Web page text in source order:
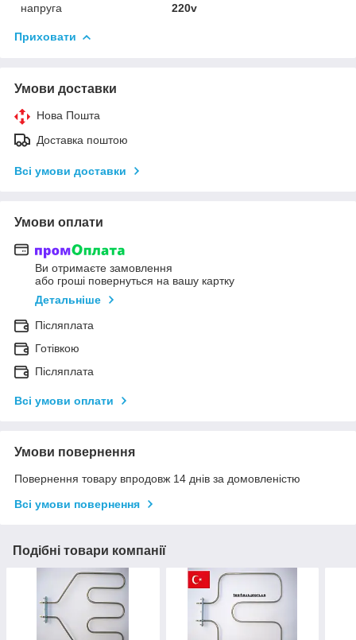
напруга
220v
Приховати
Умови доставки
Нова Пошта
Доставка поштою
Всі умови доставки
Умови оплати
Ви отримаєте замовлення
або гроші повернуться на вашу картку
Детальніше
Післяплата
Готівкою
Післяплата
Всі умови оплати
Умови повернення
Повернення товару впродовж 14 днів за домовленістю
Всі умови повернення
Подібні товари компанії